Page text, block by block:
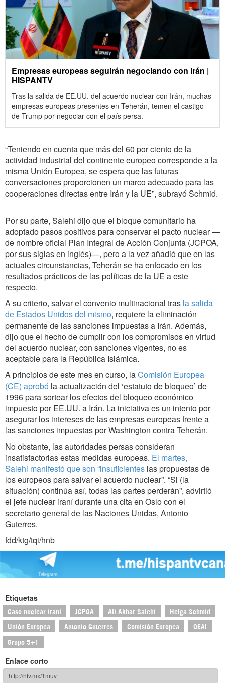
Empresas europeas seguirán negociando con Irán |
HISPANTV
Tras la salida de EE.UU. del acuerdo nuclear con Irán, muchas
empresas europeas presentes en Teherán, temen el castigo
de Trump por negociar con el país persa.
“Teniendo en cuenta que más del 60 por ciento de la
actividad industrial del continente europeo corresponde a la
misma Unión Europea, se espera que las futuras
conversaciones proporcionen un marco adecuado para las
cooperaciones directas entre Irán y la UE”, subrayó Schmid.
Por su parte, Salehi dijo que el bloque comunitario ha
adoptado pasos positivos para conservar el pacto nuclear —
de nombre oficial Plan Integral de Acción Conjunta (JCPOA,
por sus siglas en inglés)—, pero a la vez añadió que en las
actuales circunstancias, Teherán se ha enfocado en los
resultados prácticos de las políticas de la UE a este
respecto.
A su criterio, salvar el convenio multinacional tras la salida
de Estados Unidos del mismo, requiere la eliminación
permanente de las sanciones impuestas a Irán. Además,
dijo que el hecho de cumplir con los compromisos en virtud
del acuerdo nuclear, con sanciones vigentes, no es
aceptable para la República Islámica.
A principios de este mes en curso, laComisión Europea
(CE) aprobó la actualización del ‘estatuto de bloqueo’ de
1996 para sortear los efectos del bloqueo económico
impuesto por EE.UU. a Irán. La iniciativa es un intento por
asegurar los intereses de las empresas europeas frente a
las sanciones impuestas por Washington contra Teherán.
No obstante, las autoridades persas consideran
insatisfactorias estas medidas europeas. El martes,
Salehi manifestó que son “insuficientes las propuestas de
los europeos para salvar el acuerdo nuclear”. “Si (la
situación) continúa así, todas las partes perderán”, advirtió
el jefe nuclear iraní durante una cita en Oslo con el
secretario general de las Naciones Unidas, Antonio
Guterres.
fdd/ktg/tqi/hnb
Etiquetas
Caso nuclear iraní JCPOA Ali Akbar Salehi Helga Schmid
Unión Europea Antonio Guterres Comisión Europea OEAI
Grupo 5+1
Enlace corto